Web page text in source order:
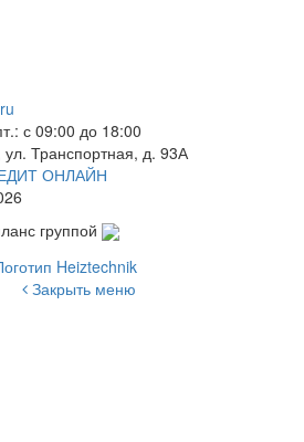
с 09:00 до 18:00
ул. Транспортная, д. 93А
ОНЛАЙН
группой
Закрыть меню